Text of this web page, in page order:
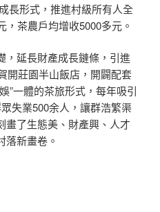
長形式，推進村級所有人全
茶農戶均增收5000多元。
，延長財產成長鏈條，引進
開莊園半山飯店，開闢配套
”一體的茶旅形式，每年吸引
失業500余人，讓群浩繁渠
畫了生態美、財產興、人才
落新畫卷。